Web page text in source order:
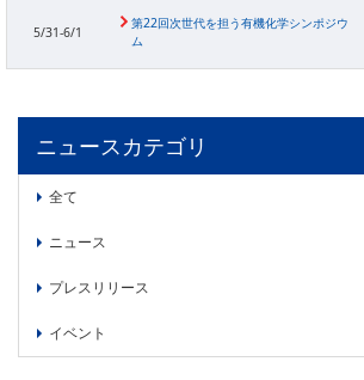
5/31-6/1
第22回次世代を担う有機化学シンポジウ
ム
ニュースカテゴリ
全て
ニュース
プレスリリース
イベント